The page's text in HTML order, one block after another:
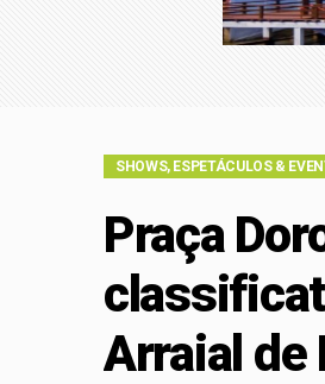
SHOWS, ESPETÁCULOS &
Praça
Arraial de